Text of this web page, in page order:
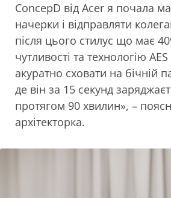
ConcepD від Acer я почала
начерки і відправляти
після цього стилус що має
чутливості та технологію
акуратно сховати на бічній
де він за 15 секунд
протягом 90 хвилин», –
архітекторка.